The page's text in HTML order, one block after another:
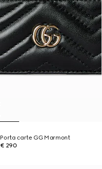
Porta carte GG Marmont
€ 290